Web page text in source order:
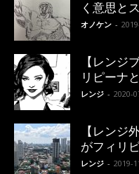
く意思と
オノケン -
【レンジ
リピーナ
レンジ - 2020-
【レンジ
がフィリ
レンジ - 2019-